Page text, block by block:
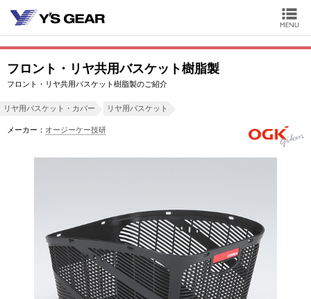
フロント・リヤ共用バスケット樹脂製
フロント・リヤ共用バスケット樹脂製のご紹介
リヤ用バスケット・カバー リヤ用バスケット
メーカー： オージーケー技研